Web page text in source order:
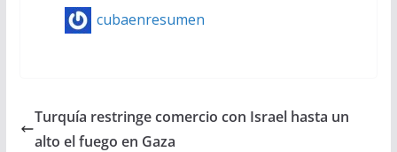
cubaenresumen
Turquía restringe comercio con Israel hasta un
alto el fuego en Gaza